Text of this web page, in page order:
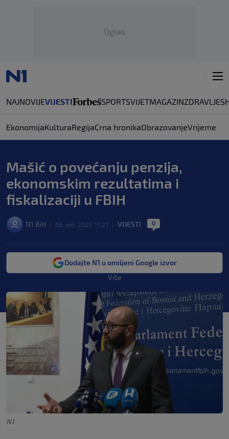
Oglas
NAJNOVIJEVIJESTI SPORTSVIJETMAGAZINZDRAVLJE
EkonomijaKulturaRegijaCrna hronikaObrazovanjeVrijeme
Mašić o povećanju penzija,
ekonomskim rezultatima i
fiskalizaciji u FBIH
N1 BiH 08. okt. 2025. 17:27 VIJESTI 0
Dodajte N1 u omiljeni Google izvor
Više
N1